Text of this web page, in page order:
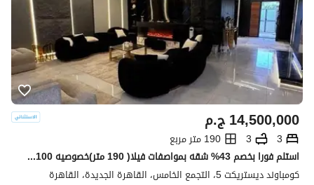
ج.م14,500,000
3
3
190 متر مربع
استلم فورا بخصم 43% شقه بمواصفات فيلا( 190 متر)خصوصيه 100% للبيع في ديستريكت 5 - District 5 التجمع الخامس دقائق من ميفيدا وهايد بارك وماونتن فيو
كومباوند ديستريكت 5، التجمع الخامس، القاهرة الجديدة، القاهرة